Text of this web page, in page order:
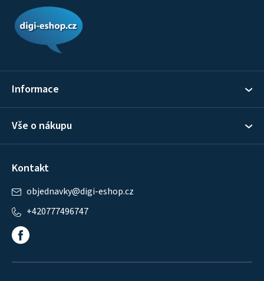
Informace
Vše o nákupu
Kontakt
objednavky@digi-eshop.cz
+420777496747